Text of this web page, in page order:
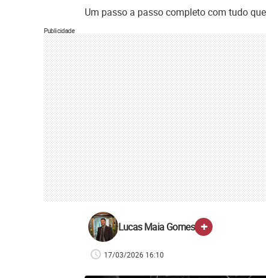
Um passo a passo completo com tudo
Publicidade
Lucas Maia Gomes +
17/03/2026 16:10